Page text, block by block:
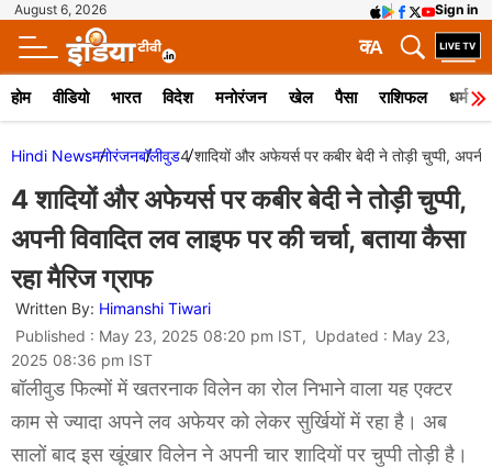
August 6, 2026 Sign in
A
क
होम वीडियो भारत विदेश मनोरंजन खेल पैसा राशिफल धर्म
Hindi Newsमनोरंजनबॉलीवुड4 शादियों और अफेयर्स पर कबीर बेदी ने तोड़ी चुप्पी, अपनी
4 शादियों और अफेयर्स पर कबीर बेदी ने तोड़ी चुप्पी,
अपनी विवादित लव लाइफ पर की चर्चा, बताया कैसा
रहा मैरिज ग्राफ
Written By: Himanshi Tiwari
Published : May 23, 2025 08:20 pm IST, Updated : May 23,
2025 08:36 pm IST
बॉलीवुड फिल्मों में खतरनाक विलेन का रोल निभाने वाला यह एक्टर
काम से ज्यादा अपने लव अफेयर को लेकर सुर्खियों में रहा है। अब
सालों बाद इस खूंखार विलेन ने अपनी चार शादियों पर चुप्पी तोड़ी है।